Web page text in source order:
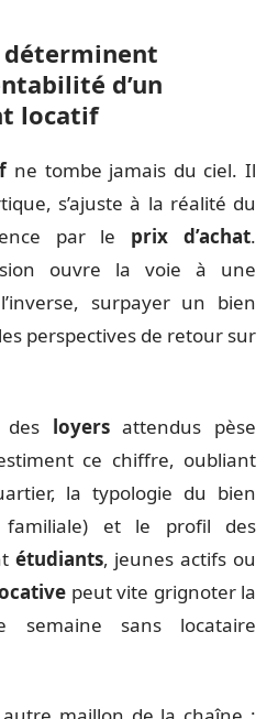
déterminent
d’un
locatif
ne tombe jamais du ciel. Il
s’ajuste à la réalité du
par le prix d’achat.
ouvre la voie à une
surpayer un bien
perspectives de retour sur
loyersattendus pèse
ce chiffre, oubliant
la typologie du bien
familiale) et le profil des
étudiants, jeunes actifs ou
peut vite grignoter la
semaine sans locataire